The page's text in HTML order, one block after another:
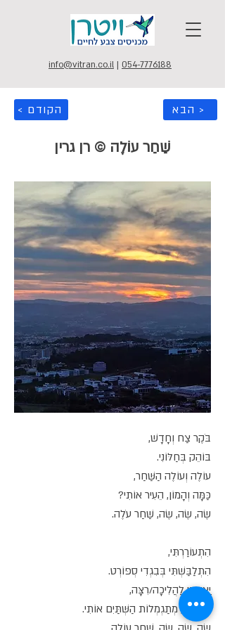
info@vitran.co.il | 054-7776188
< הקודם הבא >
שַׁחַר עוֹלֶה © רן גרין
בֹּקֶר צַח וְחָדָשׁ,
בּוֹהֵק בְּחַלּוֹנִי.
עוֹלֶה וְעוֹלֶה הַשַּׁחַר,
כַּמָּה וְהָמוֹן, הֵעִיר אוֹתִי?
שֶׂה, שֶׂה, שֶׂה, שַׁחַר עֹלֶה.
הִתְעוֹרַרְתִּי,
הִתְלַבַּשְׁתִּי בְּבִגְדִי סְפּוֹרְט.
יָצָאתִי לַהֲלִיכָה/רִצָּה,
גַּם וְגַם, מְתַגְמְלוֹת הַשְּׁתַּיִם אוֹתִי.